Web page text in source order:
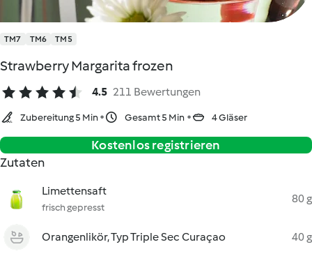
TM7 TM6 TM5
Strawberry Margarita frozen
4.5 211 Bewertungen
Zubereitung 5 Min Gesamt 5 Min 4 Gläser
Kostenlos registrieren
Zutaten
Limettensaft
frisch gepresst
80 g
Orangenlikör, Typ Triple Sec Curaçao 40 g